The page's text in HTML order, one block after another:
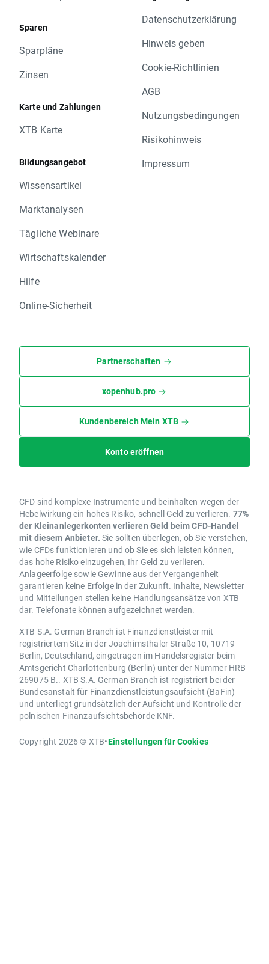
Sparen
Sparpläne
Zinsen
Karte und Zahlungen
XTB Karte
Bildungsangebot
Wissensartikel
Marktanalysen
Tägliche Webinare
Wirtschaftskalender
Hilfe
Online-Sicherheit
Datenschutzerklärung
Hinweis geben
Cookie-Richtlinien
AGB
Nutzungsbedingungen
Risikohinweis
Impressum
Partnerschaften
xopenhub.pro
Kundenbereich Mein XTB
Konto eröffnen
CFD sind komplexe Instrumente und beinhalten wegen der
Hebelwirkung ein hohes Risiko, schnell Geld zu verlieren. 77%
der Kleinanlegerkonten verlieren Geld beim CFD-Handel
mit diesem Anbieter. Sie sollten überlegen, ob Sie verstehen,
wie CFDs funktionieren und ob Sie es sich leisten können,
das hohe Risiko einzugehen, Ihr Geld zu verlieren.
Anlageerfolge sowie Gewinne aus der Vergangenheit
garantieren keine Erfolge in der Zukunft. Inhalte, Newsletter
und Mitteilungen stellen keine Handlungsansätze von XTB
dar. Telefonate können aufgezeichnet werden.
XTB S.A. German Branch ist Finanzdienstleister mit
registriertem Sitz in der Joachimsthaler Straße 10, 10719
Berlin, Deutschland, eingetragen im Handelsregister beim
Amtsgericht Charlottenburg (Berlin) unter der Nummer HRB
269075 B.. XTB S.A. German Branch ist registriert bei der
Bundesanstalt für Finanzdienstleistungsaufsicht (BaFin)
und unterliegt grundsätzlich der Aufsicht und Kontrolle der
polnischen Finanzaufsichtsbehörde KNF.
Copyright 2026 © XTB•Einstellungen für Cookies